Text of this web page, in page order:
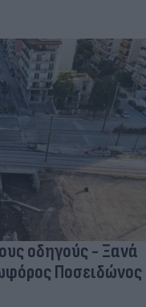
οδηγούς - Ξανά
Ποσειδώνος